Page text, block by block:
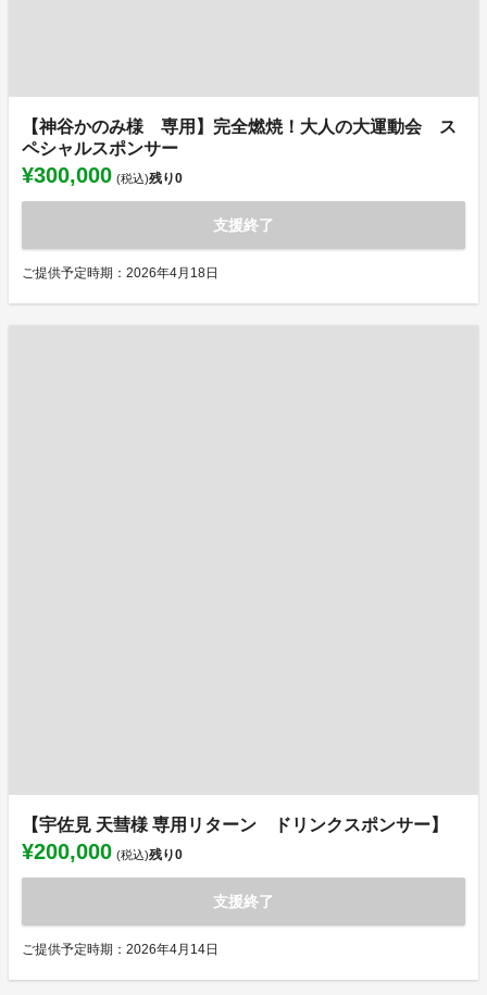
【神谷かのみ様 専用】完全燃焼！大人の大運動会 ス
ペシャルスポンサー
¥300,000 (税込)残り0
支援終了
ご提供予定時期：2026年4月18日
【宇佐見 天彗様 専用リターン ドリンクスポンサー】
¥200,000 (税込)残り0
支援終了
ご提供予定時期：2026年4月14日